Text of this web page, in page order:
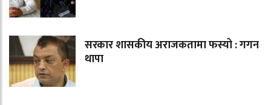
सरकार शासकीय अराजकतामा फस्यो : गगन
थापा